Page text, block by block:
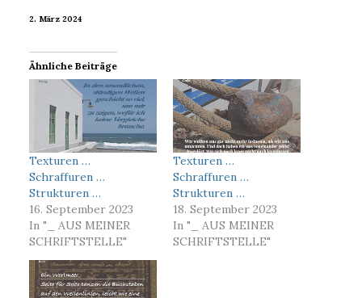
2. März 2024
Ähnliche Beiträge
Texturen …
Schraffuren …
Strukturen …
16. September 2023
In "_ AUS MEINER
SCHRIFTSTELLE"
Texturen …
Schraffuren …
Strukturen …
18. September 2023
In "_ AUS MEINER
SCHRIFTSTELLE"